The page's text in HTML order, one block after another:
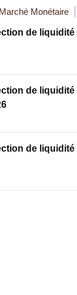
Marché Monétaire
de liquidité
de liquidité
de liquidité